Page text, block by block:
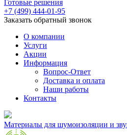
Готовые решения
+7 (499) 444-01-95
Заказать обратный звонок
О компании
Услуги
Акции
Информация
Вопрос-Ответ
Доставка и оплата
Наши работы
Контакты
Материалы для шумоизоляции и